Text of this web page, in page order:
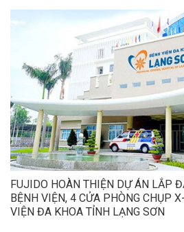
FUJIDO HOÀN THIỆN DỰ ÁN LẮP
BỆNH VIỆN, 4 CỬA PHÒNG CHỤP
VIỆN ĐA KHOA TỈNH LẠNG SƠN